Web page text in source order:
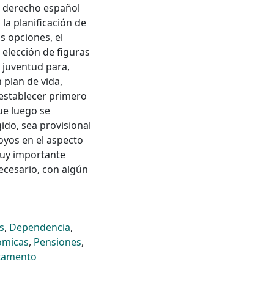
español
planificación de
opciones, el
de figuras
para,
de vida,
primero
luego se
sea provisional
en el aspecto
importante
con algún
, Dependencia,
, Pensiones,